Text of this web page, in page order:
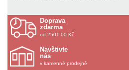
Doprava
zdarma
od 2501.00 Kč
Navštivte
nás
v kamenné prodejně